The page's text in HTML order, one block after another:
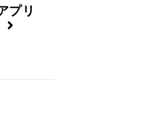
プリ